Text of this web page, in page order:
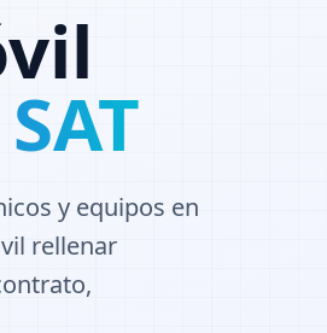
y equipos en
rellenar